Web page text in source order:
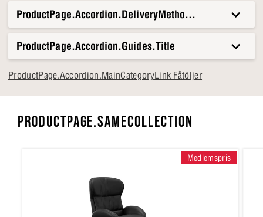
ProductPage.Accordion.DeliveryMethods.Title
ProductPage.Accordion.Guides.Title
ProductPage.Accordion.MainCategoryLink Fåtöljer
PRODUCTPAGE.SAMECOLLECTION
Medlemspris